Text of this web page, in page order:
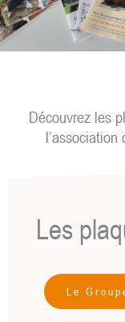
Découvrez les
Les
Le